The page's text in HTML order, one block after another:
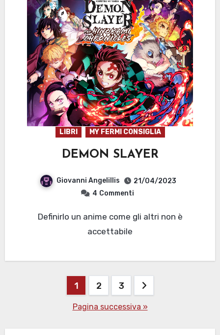
LIBRI MY FERMI CONSIGLIA
DEMON SLAYER
Giovanni Angelillis
21/04/2023
4 Commenti
Definirlo un anime come gli altri non è
accettabile
Paginazione
1 2 3
Pagina successiva »